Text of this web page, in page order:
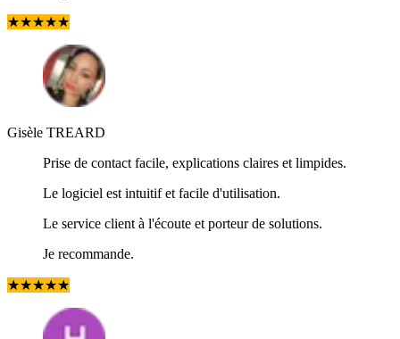
★★★★★
Gisèle TREARD
Prise de contact facile, explications claires et limpides.
Le logiciel est intuitif et facile d'utilisation.
Le service client à l'écoute et porteur de solutions.
Je recommande.
★★★★★